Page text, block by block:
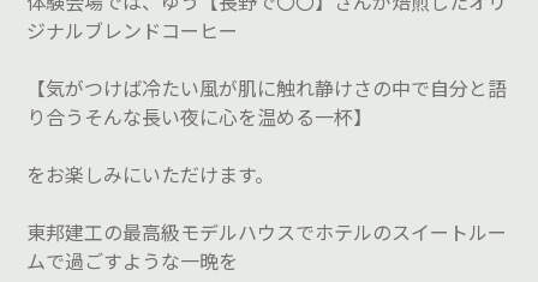
ジナルブレンドコーヒー
【気がつけば冷たい風が肌に触れ静けさの中で自分と語
り合うそんな長い夜に心を温める一杯】
をお楽しみにいただけます。
東邦建工の最高級モデルハウスでホテルのスイートルー
ムで過ごすような一晩を